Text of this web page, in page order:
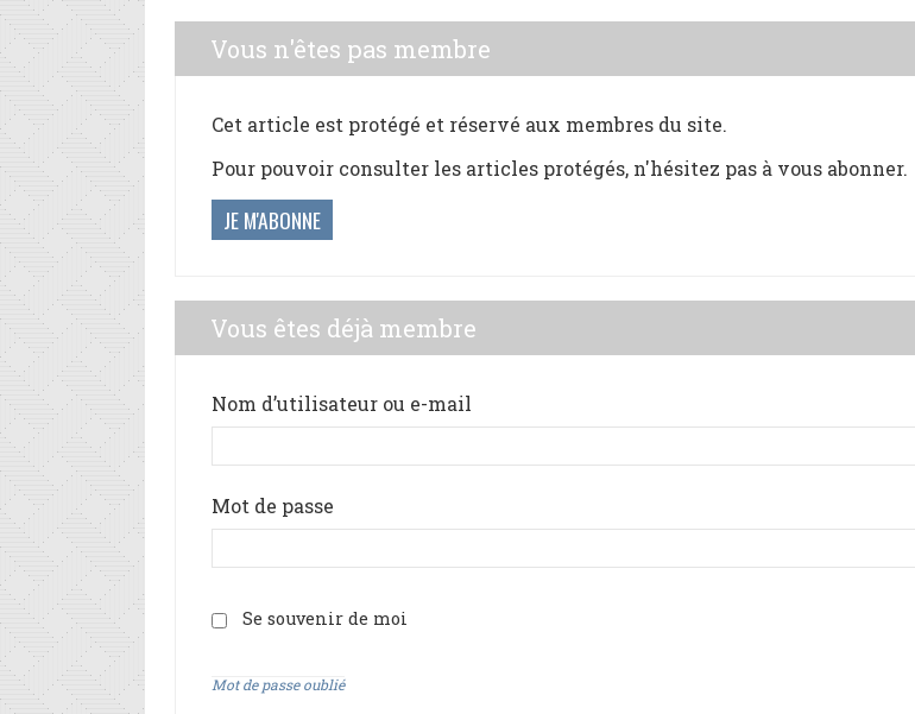
Vous n'êtes pas membre
Cet article est protégé et réservé aux membres du site.
Pour pouvoir consulter les articles protégés, n'hésitez pas à vous abonner.
JE M'ABONNE
Vous êtes déjà membre
Nom d’utilisateur ou e-mail
Mot de passe
Se souvenir de moi
Mot de passe oublié